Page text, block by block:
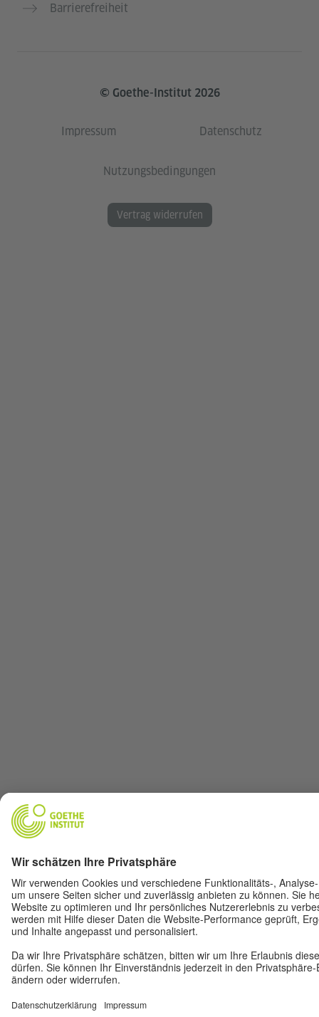
Barrierefreiheit
© Goethe-Institut 2026
Impressum Datenschutz
Nutzungsbedingungen
Vertrag widerrufen